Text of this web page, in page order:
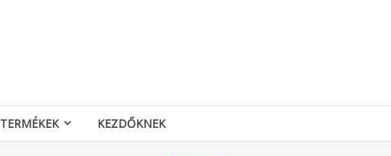
TERMÉKEK KEZDŐKNEK